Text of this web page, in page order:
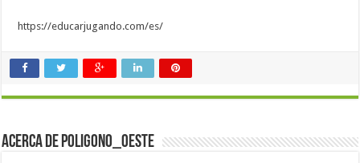
https://educarjugando.com/es/
Acerca de poligono_oeste